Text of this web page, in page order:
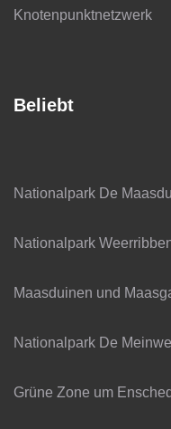
Knotenpunktnetzwerk
Beliebt
Nationalpark De
Nationalpark
Maasduinen und
Nationalpark De
Grüne Zone um